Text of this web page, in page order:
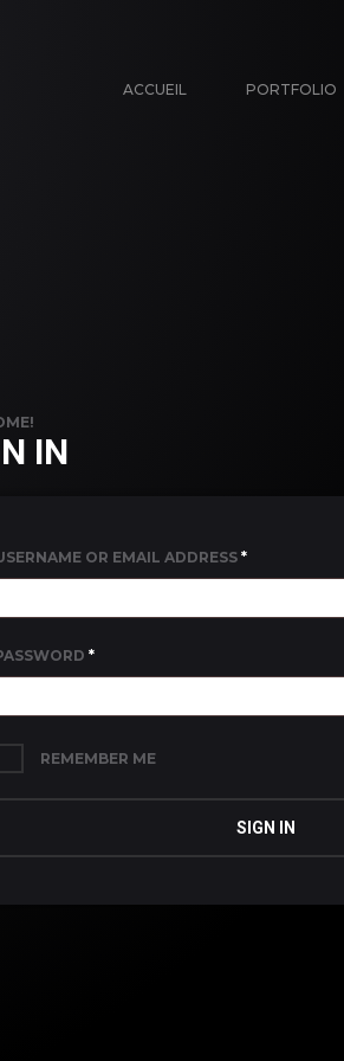
ACCUEIL PORTFOLIO
IN
OR EMAIL ADDRESS*
*
REMEMBER ME
SIGN IN